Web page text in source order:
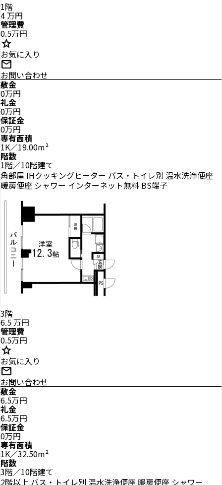
1階
4万円
管理費
0.5万円
star
お気に入り
mail
お問い合わせ
敷金
0万円
礼金
0万円
保証金
0万円
専有面積
1K／19.00m²
階数
1階／10階建て
角部屋 IHクッキングヒーター バス・トイレ別 温水洗浄便座
暖房便座 シャワー インターネット無料 BS端子
3階
6.5万円
管理費
0.5万円
star
お気に入り
mail
お問い合わせ
敷金
6.5万円
礼金
6.5万円
保証金
0万円
専有面積
1K／32.50m²
階数
3階／10階建て
2階以上 バス・トイレ別 温水洗浄便座 暖房便座 シャワー